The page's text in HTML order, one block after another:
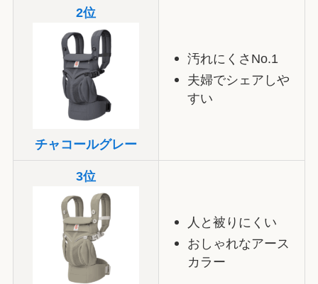
2位
チャコールグレー
汚れにくさNo.1
夫婦でシェアしや
すい
3位
人と被りにくい
おしゃれなアース
カラー